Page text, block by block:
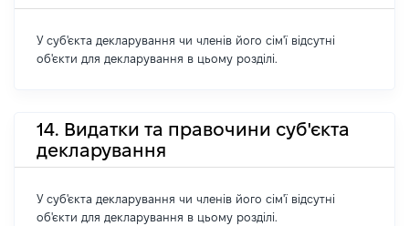
У суб'єкта декларування чи членів його сім'ї відсутні
об'єкти для декларування в цьому розділі.
14. Видатки та правочини суб'єкта
декларування
У суб'єкта декларування чи членів його сім'ї відсутні
об'єкти для декларування в цьому розділі.